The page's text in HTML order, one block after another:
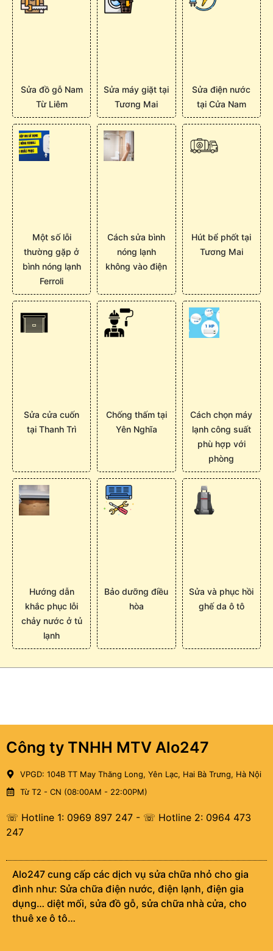
Sửa đồ gỗ Nam
Từ Liêm
Sửa máy giặt tại
Tương Mai
Sửa điện nước
tại Cửa Nam
Một số lỗi
thường gặp ở
bình nóng lạnh
Ferroli
Cách sửa bình
nóng lạnh
không vào điện
Hút bể phốt tại
Tương Mai
Sửa cửa cuốn
tại Thanh Trì
Chống thấm tại
Yên Nghĩa
Cách chọn máy
lạnh công suất
phù hợp với
phòng
Hướng dẫn
khắc phục lỗi
chảy nước ở tủ
lạnh
Bảo dưỡng điều
hòa
Sửa và phục hồi
ghế da ô tô
Công ty TNHH MTV Alo247
VPGD: 104B TT May Thăng Long, Yên Lạc, Hai Bà Trưng, Hà Nội
Từ T2 - CN (08:00AM - 22:00PM)
☏ Hotline 1: 0969 897 247 - ☏ Hotline 2: 0964 473
247
Alo247 cung cấp các dịch vụ sửa chữa nhỏ cho gia
đình như: Sửa chữa điện nước, điện lạnh, điện gia
dụng… diệt mối, sửa đồ gỗ, sửa chữa nhà cửa, cho
thuê xe ô tô…